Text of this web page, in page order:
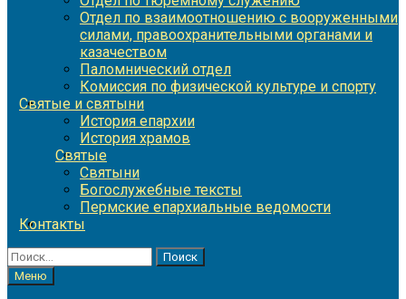
Отдел по взаимоотношению с вооруженными
силами, правоохранительными органами и
казачеством
Паломнический отдел
Комиссия по физической культуре и спорту
Святые и святыни
История епархии
История храмов
Святые
Святыни
Богослужебные тексты
Пермские епархиальные ведомости
Контакты
Найти:
Меню